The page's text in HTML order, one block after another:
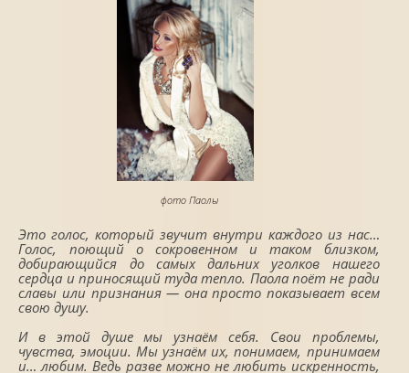
фото Паолы
Это голос, который звучит внутри каждого из нас…
Голос, поющий о сокровенном и таком близком,
добирающийся до самых дальних уголков нашего
сердца и приносящий туда тепло. Паола поёт не ради
славы или признания — она просто показывает всем
свою душу.
И в этой душе мы узнаём себя. Свои проблемы,
чувства, эмоции. Мы узнаём их, понимаем, принимаем
и… любим. Ведь разве можно не любить искренность,